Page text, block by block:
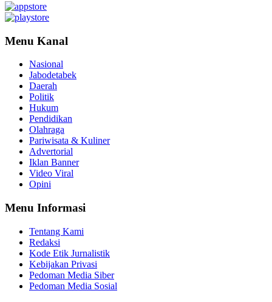
Menu Kanal
Nasional
Jabodetabek
Daerah
Politik
Hukum
Pendidikan
Olahraga
Pariwisata & Kuliner
Advertorial
Iklan Banner
Video Viral
Opini
Menu Informasi
Tentang Kami
Redaksi
Kode Etik Jurnalistik
Kebijakan Privasi
Pedoman Media Siber
Pedoman Media Sosial